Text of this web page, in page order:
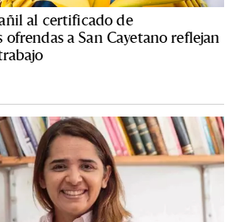
al certificado de
ofrendas a San Cayetano reflejan